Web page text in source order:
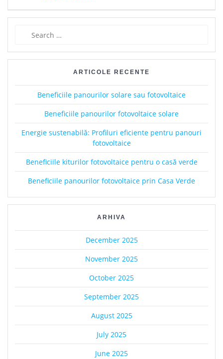
ARTICOLE RECENTE
Beneficiile panourilor solare sau fotovoltaice
Beneficiile panourilor fotovoltaice solare
Energie sustenabilă: Profiluri eficiente pentru panouri
fotovoltaice
Beneficiile kiturilor fotovoltaice pentru o casă verde
Beneficiile panourilor fotovoltaice prin Casa Verde
ARHIVA
December 2025
November 2025
October 2025
September 2025
August 2025
July 2025
June 2025